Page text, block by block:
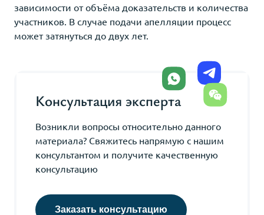
зависимости от объёма доказательств и количества
участников. В случае подачи апелляции процесс
может затянуться до двух лет.
Консультация эксперта
Возникли вопросы относительно данного
материала? Свяжитесь напрямую с нашим
консультантом и получите качественную
консультацию
Заказать консультацию